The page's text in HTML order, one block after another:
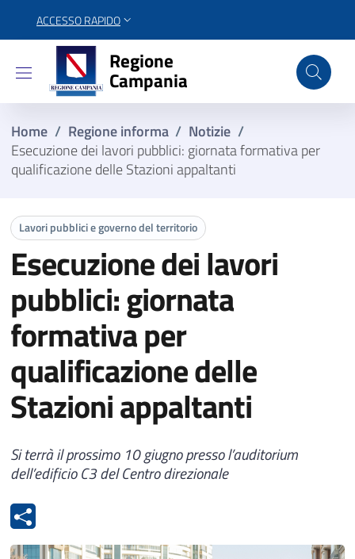
ACCESSO RAPIDO
Regione Campania
Regione
Campania
Home / Regione informa / Notizie /
Esecuzione dei lavori pubblici: giornata formativa per
qualificazione delle Stazioni appaltanti
Lavori pubblici e governo del territorio
Esecuzione dei lavori
pubblici: giornata
formativa per
qualificazione delle
Stazioni appaltanti
Si terrà il prossimo 10 giugno presso l’auditorium
dell’edificio C3 del Centro direzionale